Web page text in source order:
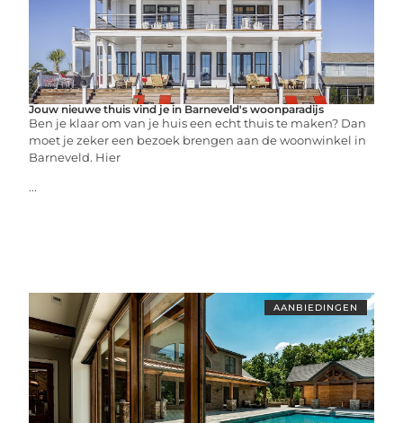
Jouw nieuwe thuis vind je in Barneveld's woonparadijs
Ben je klaar om van je huis een echt thuis te maken? Dan
moet je zeker een bezoek brengen aan de woonwinkel in
Barneveld. Hier
...
AANBIEDINGEN